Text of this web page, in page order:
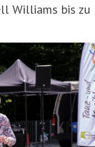
Williams bis zu